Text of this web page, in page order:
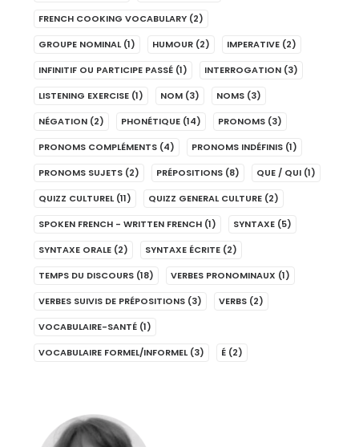
FRENCH COOKING VOCABULARY (2)
GROUPE NOMINAL (1) HUMOUR (2) IMPERATIVE (2)
INFINITIF OU PARTICIPE PASSÉ (1) INTERROGATION (3)
LISTENING EXERCISE (1) NOM (3) NOMS (3)
NÉGATION (2) PHONÉTIQUE (14) PRONOMS (3)
PRONOMS COMPLÉMENTS (4) PRONOMS INDÉFINIS (1)
PRONOMS SUJETS (2) PRÉPOSITIONS (8) QUE / QUI (1)
QUIZZ CULTUREL (11) QUIZZ GENERAL CULTURE (2)
SPOKEN FRENCH - WRITTEN FRENCH (1) SYNTAXE (5)
SYNTAXE ORALE (2) SYNTAXE ÉCRITE (2)
TEMPS DU DISCOURS (18) VERBES PRONOMINAUX (1)
VERBES SUIVIS DE PRÉPOSITIONS (3) VERBS (2)
VOCABULAIRE-SANTÉ (1)
VOCABULAIRE FORMEL/INFORMEL (3) É (2)